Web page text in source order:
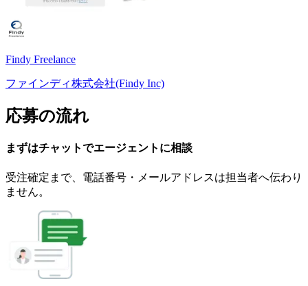
Findy Freelance
ファインディ株式会社(Findy Inc)
応募の流れ
まずはチャットでエージェント に相談
受注確定まで、 電話番号・メールアドレスは担当者へ伝わり
ません。